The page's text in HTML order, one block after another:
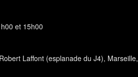
et 15h00
Laffont (esplanade du J4), Marseille,